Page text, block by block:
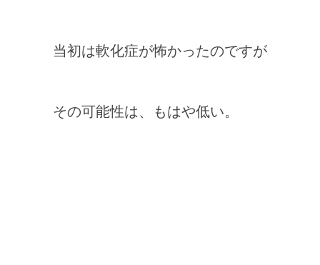
当初は軟化症が怖かったのですが
その可能性は、もはや低い。